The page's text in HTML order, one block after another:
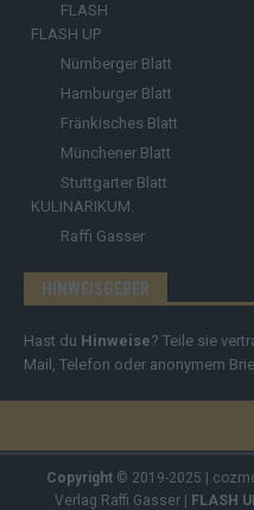
FLASH
FLASH UP
Nürnberger Blatt
Hamburger Blatt
Fränkisches Blatt
Münchener Blatt
Stuttgarter Blatt
KULINARIKUM.
Raffi Gasser
HINWEISGEBER
Hast du Hinweise? Teile sie
Mail, Telefon oder anonymem
Copyright© 2019-2025 |
Verlag Raffi Gasser | FLASH